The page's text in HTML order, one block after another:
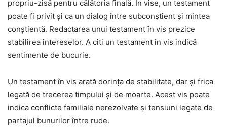
propriu-zisă pentru călătoria finală. În vise, un testament
poate fi privit și ca un dialog între subconștient și mintea
conștientă. Redactarea unui testament în vis prezice
stabilirea intereselor. A citi un testament în vis indică
sentimente de bucurie.
Un testament în vis arată dorința de stabilitate, dar și frica
legată de trecerea timpului și de moarte. Acest vis poate
indica conflicte familiale nerezolvate și tensiuni legate de
partajul bunurilor între rude.